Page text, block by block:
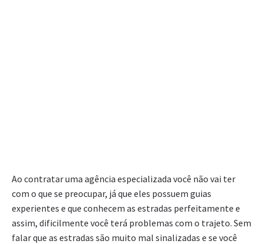
Ao contratar uma agência especializada você não vai ter
com o que se preocupar, já que eles possuem guias
experientes e que conhecem as estradas perfeitamente e
assim, dificilmente você terá problemas com o trajeto. Sem
falar que as estradas são muito mal sinalizadas e se você